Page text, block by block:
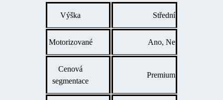
Výška Střední
Motorizované Ano, Ne
Cenová
segmentace
Premium